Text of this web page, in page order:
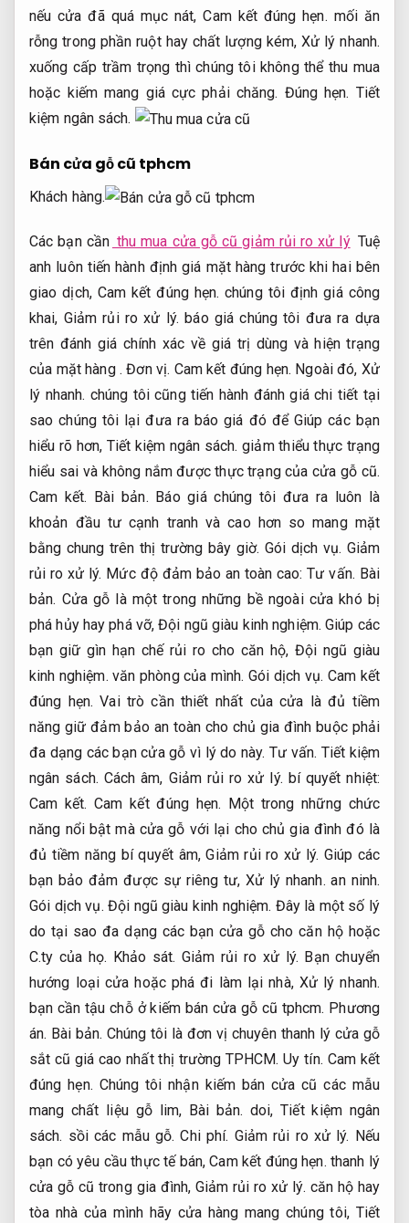
nếu cửa đã quá mục nát,Cam kết đúng hẹn. mối ăn
rỗng trong phần ruột hay chất lượng kém,Xử lý nhanh.
xuống cấp trầm trọng thì chúng tôi không thể thu mua
hoặc kiếm mang giá cực phải chăng. Đúng hẹn. Tiết
kiệm ngân sách.
Bán cửa gỗ cũ tphcm
Khách hàng.
Các bạn cần thu mua cửa gỗ cũ giảm rủi ro xử lý Tuệ
anh luôn tiến hành định giá mặt hàng trước khi hai bên
giao dịch, Cam kết đúng hẹn. chúng tôi định giá công
khai, Giảm rủi ro xử lý. báo giá chúng tôi đưa ra dựa
trên đánh giá chính xác về giá trị dùng và hiện trạng
của mặt hàng .Đơn vị. Cam kết đúng hẹn. Ngoài đó, Xử
lý nhanh. chúng tôi cũng tiến hành đánh giá chi tiết tại
sao chúng tôi lại đưa ra báo giá đó để Giúp các bạn
hiểu rõ hơn, Tiết kiệm ngân sách. giảm thiểu thực trạng
hiểu sai và không nắm được thực trạng của cửa gỗ cũ.
Cam kết.
Bài bản. Báo giá chúng tôi đưa ra luôn là
khoản đầu tư cạnh tranh và cao hơn so mang mặt
bằng chung trên thị trường bây giờ. Gói dịch vụ. Giảm
rủi ro xử lý. Mức độ đảm bảo an toàn cao:Tư vấn. Bài
bản. Cửa gỗ là một trong những bề ngoài cửa khó bị
phá hủy hay phá vỡ,Đội ngũ giàu kinh nghiệm. Giúp các
bạn giữ gìn hạn chế rủi ro cho căn hộ, Đội ngũ giàu
kinh nghiệm. văn phòng của mình.Gói dịch vụ. Cam kết
đúng hẹn. Vai trò cần thiết nhất của cửa là đủ tiềm
năng giữ đảm bảo an toàn cho chủ gia đình buộc phải
đa dạng các bạn cửa gỗ vì lý do này. Tư vấn. Tiết kiệm
ngân sách. Cách âm, Giảm rủi ro xử lý. bí quyết nhiệt:
Cam kết. Cam kết đúng hẹn. Một trong những chức
năng nổi bật mà cửa gỗ với lại cho chủ gia đình đó là
đủ tiềm năng bí quyết âm,Giảm rủi ro xử lý. Giúp các
bạn bảo đảm được sự riêng tư,Xử lý nhanh. an ninh.
Gói dịch vụ. Đội ngũ giàu kinh nghiệm. Đây là một số lý
do tại sao đa dạng các bạn cửa gỗ cho căn hộ hoặc
C.ty của họ. Khảo sát. Giảm rủi ro xử lý. Bạn chuyển
hướng loại cửa hoặc phá đi làm lại nhà, Xử lý nhanh.
bạn cần tậu chỗ ở kiếm bán cửa gỗ cũ tphcm. Phương
án. Bài bản. Chúng tôi là đơn vị chuyên thanh lý cửa gỗ
sắt cũ giá cao nhất thị trường TPHCM.Uy tín. Cam kết
đúng hẹn. Chúng tôi nhận kiếm bán cửa cũ các mẫu
mang chất liệu gỗ lim, Bài bản. doi,Tiết kiệm ngân
sách. sồi các mẫu gỗ.Chi phí. Giảm rủi ro xử lý. Nếu
bạn có yêu cầu thực tế bán,Cam kết đúng hẹn. thanh lý
cửa gỗ cũ trong gia đình, Giảm rủi ro xử lý. căn hộ hay
tòa nhà của mình hãy cửa hàng mang chúng tôi, Tiết